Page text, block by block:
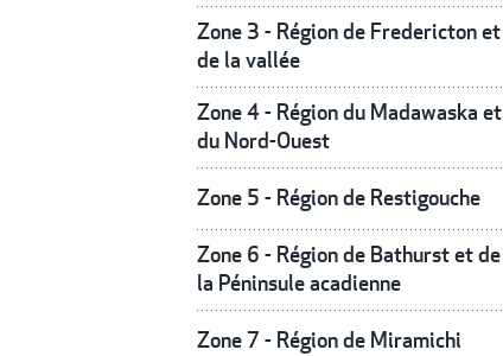
Zone 3 - Région de Fredericton et
de la vallée
Zone 4 - Région du Madawaska et
du Nord-Ouest
Zone 5 - Région de Restigouche
Zone 6 - Région de Bathurst et de
la Péninsule acadienne
Zone 7 - Région de Miramichi